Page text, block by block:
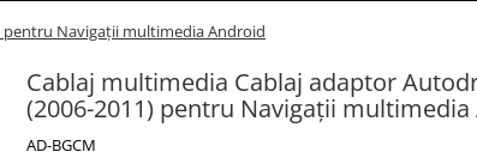
pentru Navigații multimedia Android
Cablaj multimedia Cablaj adaptor
(2006-2011) pentru Navigații
AD-BGCM